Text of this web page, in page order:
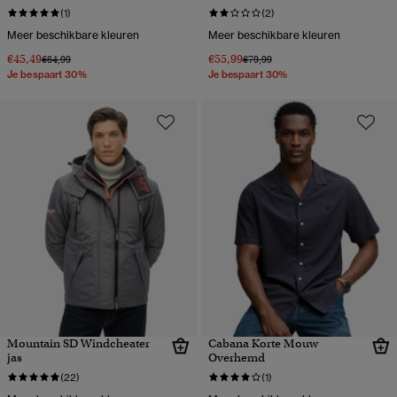
(1)
Meer beschikbare kleuren
€45,49Prijs verlaagd van
€64,99naar
Je bespaart 30%
(2)
Meer beschikbare kleuren
€55,99Prijs verlaagd van
€79,99naar
Je bespaart 30%
Mountain SD Windcheater
jas
(22)
Cabana Korte Mouw
Overhemd
(1)